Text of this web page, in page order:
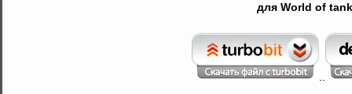
для World of